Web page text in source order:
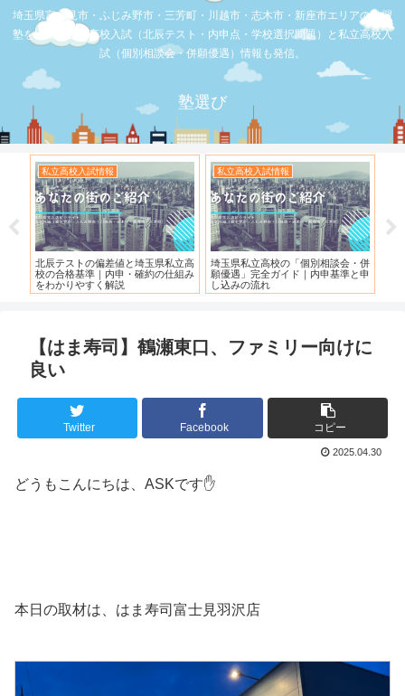
埼玉県富士見市・ふじみ野市・三芳町・川越市・志木市・新座市エリアの学習
塾を比較。公立高校入試（北辰テスト・内申点・学校選択問題）と私立高校入
試（個別相談会・併願優遇）情報も発信。
塾選び
校入試情報
立高校の「個別相談会・併
完全ガイド｜内申基準と申
お店の覆面取材
【スシロー三芳店】リニューアルさ
れている！！！
お店の覆面取材
【三芳】フーコッ
【はま寿司】鶴瀬東口、ファミリー向けに
良い
Twitter Facebook コピー
2025.04.30
どうもこんにちは、ASKです✋
本日の取材は、はま寿司富士見羽沢店